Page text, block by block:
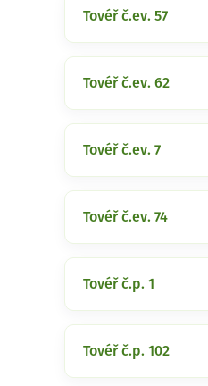
Tovéř č.ev. 57
Tovéř č.ev. 62
Tovéř č.ev. 7
Tovéř č.ev. 74
Tovéř č.p. 1
Tovéř č.p. 102